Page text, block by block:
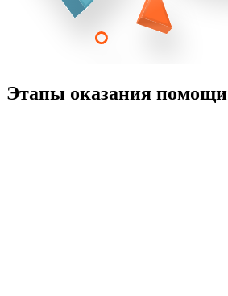
Этапы оказания помощи